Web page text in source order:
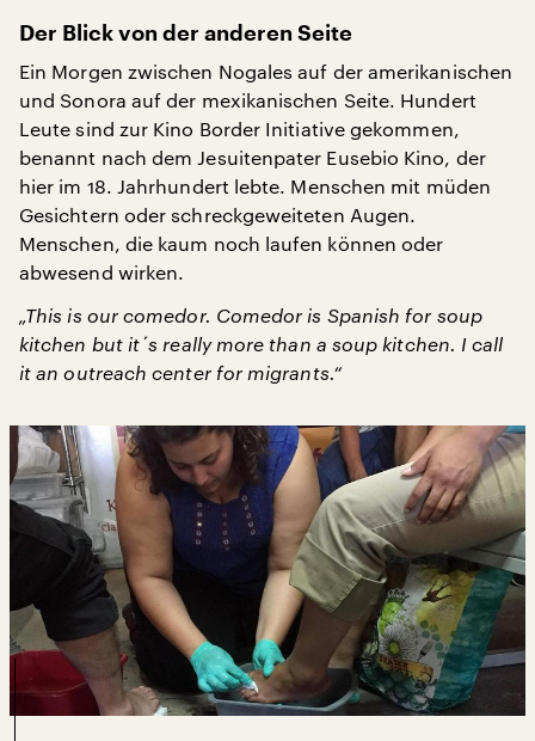
Der Blick von der anderen Seite
Ein Morgen zwischen Nogales auf der amerikanischen
und Sonora auf der mexikanischen Seite. Hundert
Leute sind zur Kino Border Initiative gekommen,
benannt nach dem Jesuitenpater Eusebio Kino, der
hier im 18. Jahrhundert lebte. Menschen mit müden
Gesichtern oder schreckgeweiteten Augen.
Menschen, die kaum noch laufen können oder
abwesend wirken.
„This is our comedor. Comedor is Spanish for soup
kitchen but it´s really more than a soup kitchen. I call
it an outreach center for migrants.“